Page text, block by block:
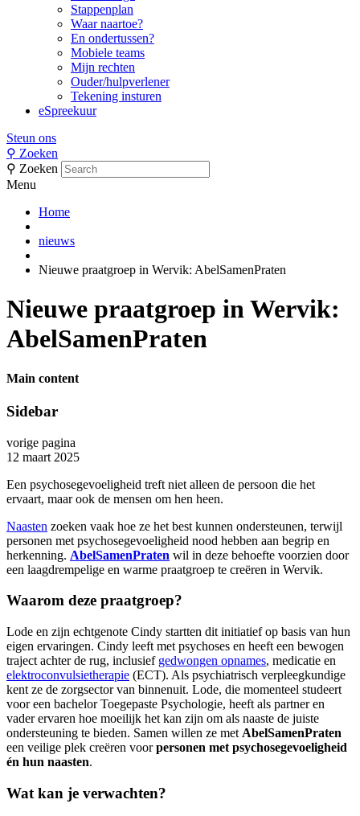
Stappenplan
Waar naartoe?
En ondertussen?
Mobiele teams
Mijn rechten
Ouder/hulpverlener
Tekening insturen
eSpreekuur
Steun ons
⚲ Zoeken
⚲ Zoeken
Menu
Home
nieuws
Nieuwe praatgroep in Wervik: AbelSamenPraten
Nieuwe praatgroep in Wervik:
AbelSamenPraten
Main content
Sidebar
vorige pagina
12 maart 2025
Een psychosegevoeligheid treft niet alleen de persoon die het
ervaart, maar ook de mensen om hen heen.
Naasten zoeken vaak hoe ze het best kunnen ondersteunen, terwijl
personen met psychosegevoeligheid nood hebben aan begrip en
herkenning. AbelSamenPraten wil in deze behoefte voorzien door
een laagdrempelige en warme praatgroep te creëren in Wervik.
Waarom deze praatgroep?
Lode en zijn echtgenote Cindy startten dit initiatief op basis van hun
eigen ervaringen. Cindy leeft met psychoses en heeft een bewogen
traject achter de rug, inclusief gedwongen opnames, medicatie en
elektroconvulsietherapie (ECT). Als psychiatrisch verpleegkundige
kent ze de zorgsector van binnenuit. Lode, die momenteel studeert
voor een bachelor Toegepaste Psychologie, heeft als partner en
vader ervaren hoe moeilijk het kan zijn om als naaste de juiste
ondersteuning te bieden. Samen willen ze met AbelSamenPraten
een veilige plek creëren voorpersonen met psychosegevoeligheid
én hun naasten.
Wat kan je verwachten?